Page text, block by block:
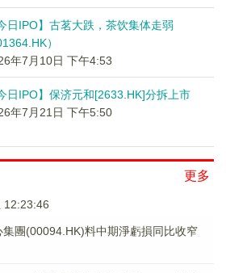
日IPO】古茗大跌，茶饮集体走弱
）
年7月10日 下午4:53
日IPO】保济元和[2633.HK]分拆上市
年7月21日 下午5:50
更多
12:23:46
集團(00094.HK)料中期淨虧損同比收窄